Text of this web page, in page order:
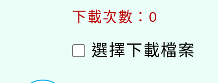
下載次數：0
選擇下載檔案